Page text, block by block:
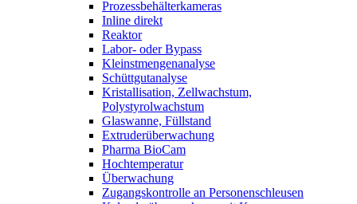
Prozessbehälterkameras
Inline direkt
Reaktor
Labor- oder Bypass
Kleinstmengenanalyse
Schüttgutanalyse
Kristallisation, Zellwachstum,
Polystyrolwachstum
Glaswanne, Füllstand
Extruderüberwachung
Pharma BioCam
Hochtemperatur
Überwachung
Zugangskontrolle an Personenschleusen